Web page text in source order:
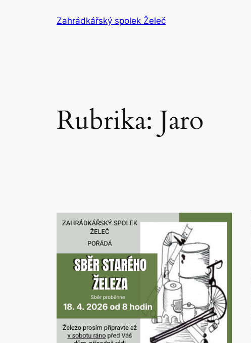
Zahrádkářský spolek Želeč
Rubrika: Jaro